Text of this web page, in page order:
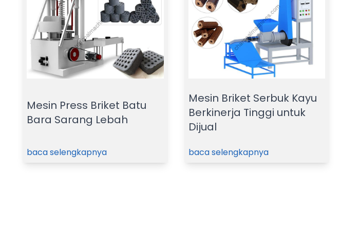
Mesin Press Briket Batu
Bara Sarang Lebah
baca selengkapnya
Mesin Briket Serbuk Kayu
Berkinerja Tinggi untuk
Dijual
baca selengkapnya